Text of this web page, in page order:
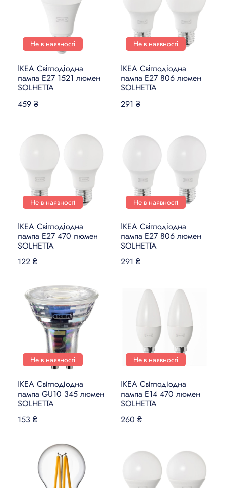
Не в наявності
ІКЕА Світлодіодна
лампа E27 1521 люмен
SOLHETTA
459 ₴
Не в наявності
ІКЕА Світлодіодна
лампа E27 806 люмен
SOLHETTA
291 ₴
Не в наявності
ІКЕА Світлодіодна
лампа E27 470 люмен
SOLHETTA
122 ₴
Не в наявності
ІКЕА Світлодіодна
лампа E27 806 люмен
SOLHETTA
291 ₴
Не в наявності
ІКЕА Світлодіодна
лампа GU10 345 люмен
SOLHETTA
153 ₴
Не в наявності
ІКЕА Світлодіодна
лампа E14 470 люмен
SOLHETTA
260 ₴